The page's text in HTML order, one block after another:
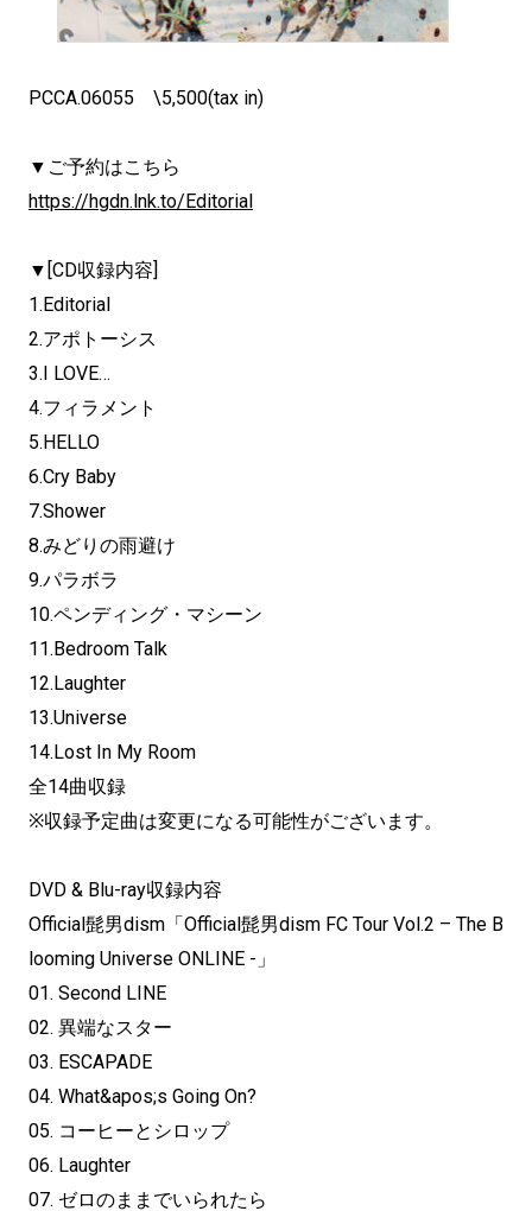
PCCA.06055 \5,500(tax in)
▼ご予約はこちら
https://hgdn.lnk.to/Editorial
▼[CD収録内容]
1.Editorial
2.アポトーシス
3.I LOVE…
4.フィラメント
5.HELLO
6.Cry Baby
7.Shower
8.みどりの雨避け
9.パラボラ
10.ペンディング・マシーン
11.Bedroom Talk
12.Laughter
13.Universe
14.Lost In My Room
全14曲収録
※収録予定曲は変更になる可能性がございます。
DVD & Blu-ray収録内容
Official髭男dism「Official髭男dism FC Tour Vol.2 – The B
looming Universe ONLINE -」
01. Second LINE
02. 異端なスター
03. ESCAPADE
04. What&apos;s Going On?
05. コーヒーとシロップ
06. Laughter
07. ゼロのままでいられたら